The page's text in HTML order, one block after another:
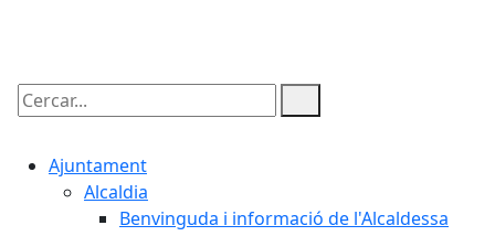
Cercar:
Ajuntament
Alcaldia
Benvinguda i informació de l'Alcaldessa